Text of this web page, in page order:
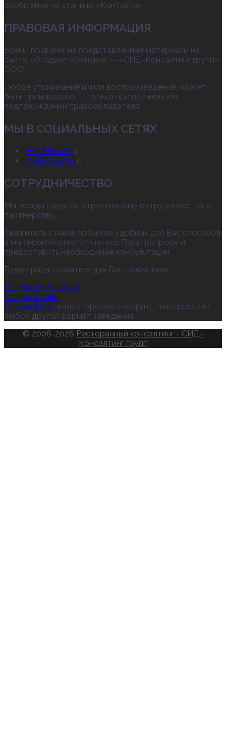
сообщение на станице «Контакты»
ПРАВОВАЯ ИНФОРМАЦИЯ
Всеми правами, на представленные материалы на
сайте, обладает компания — «СИД-Консалтинг групп»
ООО.
Любое упоминание и\или воспроизведение, может
быть произведено — только при письменном
подтверждении правообладателя
МЫ В СОЦИАЛЬНЫХ СЕТЯХ
FACEBOOK 0
INSTAGRAM 0
СОТРУДНИЧЕСТВО
Мы всегда рады конструктивному сотрудничеству и
партнерству.
Свяжитесь с нами любым из удобных для Вас способов
и мы сможем ответить на все Ваши вопросы и
предоставить необходимые консультации.
Будем рады оказаться для Вас полезными:
Открыть ресторан
Открыть кафе
Открыть бар , кондитерскую, пекарню, пиццерию или
любой другой формат заведения
© 2008-2026 Ресторанный консалтинг - СИД-
Консалтинг групп